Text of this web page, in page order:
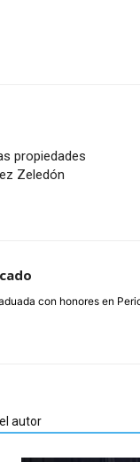
propiedades
Zeledón
con honores en
autor